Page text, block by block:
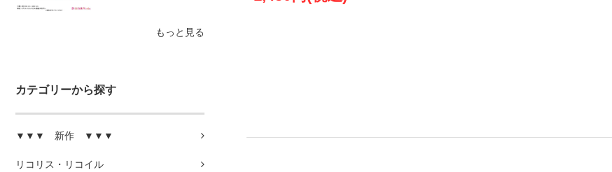
もっと見る
カテゴリーから探す
▼▼▼ 新作 ▼▼▼
リコリス・リコイル